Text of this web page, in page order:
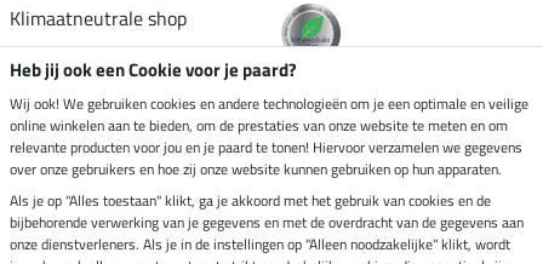
Klimaatneutrale shop
Verzending per
Veilig betalen met
Heb jij ook een Cookie voor je paard?
Wij ook! We gebruiken cookies en andere technologieën om je een optimale en veilige
online winkelen aan te bieden, om de prestaties van onze website te meten en om
relevante producten voor jou en je paard te tonen! Hiervoor verzamelen we gegevens
over onze gebruikers en hoe zij onze website kunnen gebruiken op hun apparaten.
Als je op "Alles toestaan" klikt, ga je akkoord met het gebruik van cookies en de
bijbehorende verwerking van je gegevens en met de overdracht van de gegevens aan
onze dienstverleners. Als je in de instellingen op "Alleen noodzakelijke" klikt, wordt